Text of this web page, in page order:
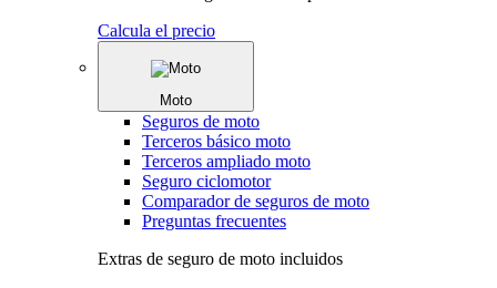
Calcula el precio
Moto
Seguros de moto
Terceros básico moto
Terceros ampliado moto
Seguro ciclomotor
Comparador de seguros de moto
Preguntas frecuentes
Extras de seguro de moto incluidos